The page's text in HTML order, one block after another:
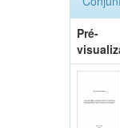
Pré-